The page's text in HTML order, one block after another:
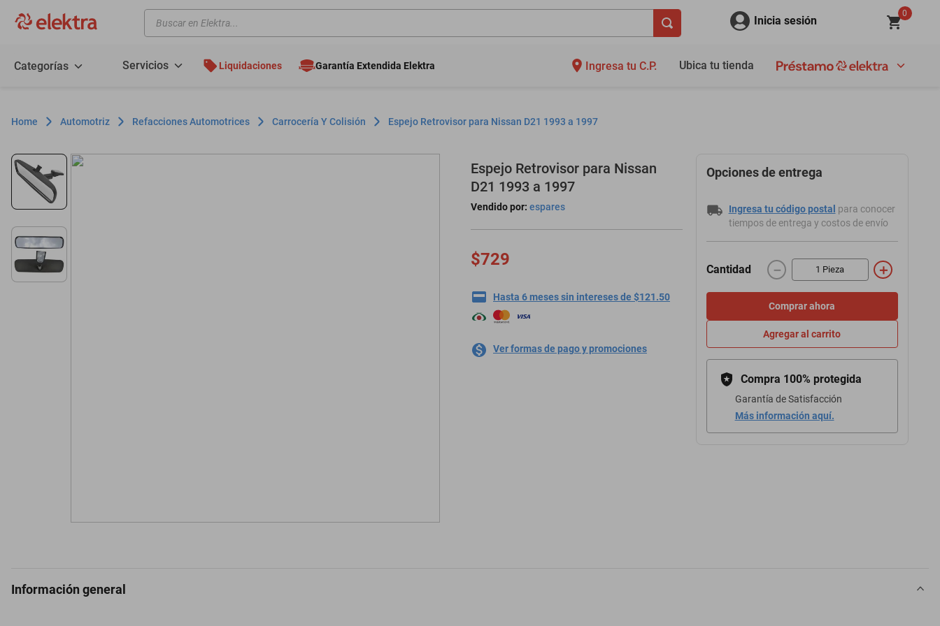
Buscar en Elektra... Inicia sesión
0
Categorías Servicios Liquidaciones Garantía Extendida Elektra Ingresa tu C.P. Ubica tu tienda
Automotriz Refacciones Automotrices Carrocería Y Colisión Espejo Retrovisor para Nissan D21 1993 a 1997
Espejo Retrovisor para Nissan
D21 1993 a 1997
Vendido por: espares
$729
Hasta 6 meses sin intereses de $121.50
Ver formas de pago y promociones
Opciones de entrega
Ingresa tu código postal para conocer
tiempos de entrega y costos de envío
Cantidad ＋
－
Comprar ahora
Agregar al carrito
Compra 100% protegida
Garantía de Satisfacción
Más información aquí.
Información general
motos